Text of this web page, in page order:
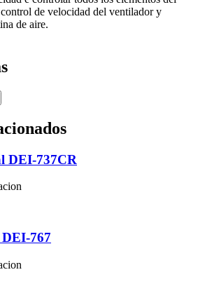
de velocidad del ventilador y
de aire.
DEI-737CR
767